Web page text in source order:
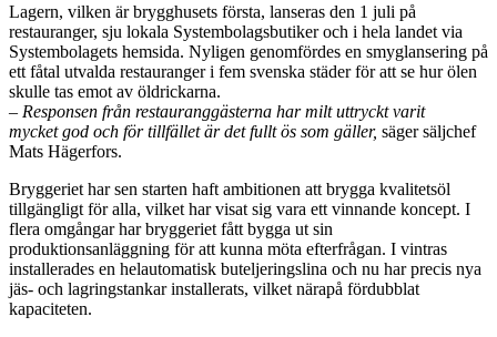
Lagern, vilken är brygghusets första, lanseras den 1 juli på
restauranger, sju lokala Systembolagsbutiker och i hela landet via
Systembolagets hemsida. Nyligen genomfördes en smyglansering på
ett fåtal utvalda restauranger i fem svenska städer för att se hur ölen
skulle tas emot av öldrickarna.
– Responsen från restauranggästerna har milt uttryckt varit
mycket god och för tillfället är det fullt ös som gäller, säger säljchef
Mats Hägerfors.
Bryggeriet har sen starten haft ambitionen att brygga kvalitetsöl
tillgängligt för alla, vilket har visat sig vara ett vinnande koncept. I
flera omgångar har bryggeriet fått bygga ut sin
produktionsanläggning för att kunna möta efterfrågan. I vintras
installerades en helautomatisk buteljeringslina och nu har precis nya
jäs- och lagringstankar installerats, vilket närapå fördubblat
kapaciteten.